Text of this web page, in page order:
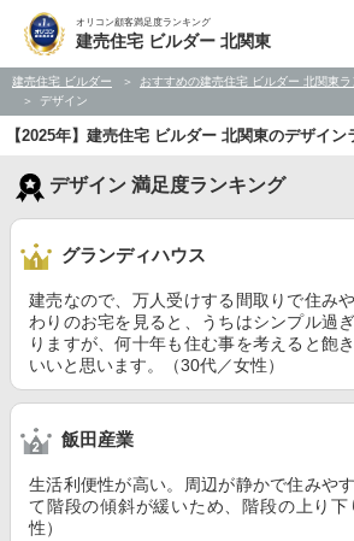
オリコン顧客満足度ランキング
建売住宅 ビルダー 北関東
建売住宅 ビルダー おすすめの建売住宅 ビルダー 北関東
デザイン
【2025年】建売住宅 ビルダー 北関東のデザイ
デザイン 満足度ランキング
グランディハウス
建売なので、万人受けする間取りで住み
わりのお宅を見ると、うちはシンプル過
りますが、何十年も住む事を考えると飽
いいと思います。（30代／女性）
飯田産業
生活利便性が高い。周辺が静かで住みや
て階段の傾斜が緩いため、階段の上り
性）